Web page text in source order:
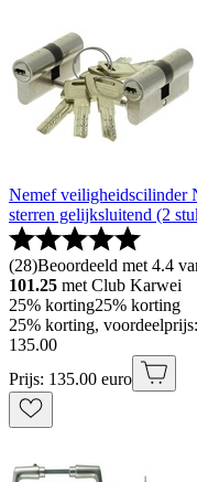
Nemef veiligheidscilinder
sterren gelijksluitend (2
(28)Beoordeeld met 4.4
101.25 met Club Karwei
25% korting25% korting
25% korting,
135.00
Prijs: 135.00 euro